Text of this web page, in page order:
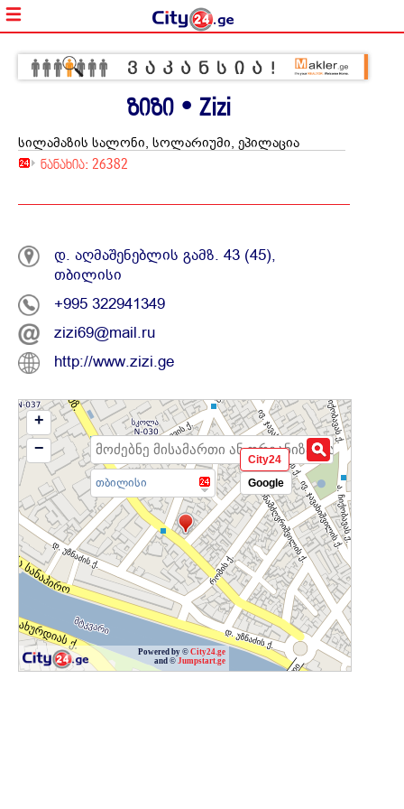
ზიზი • Zizi
სილამაზის სალონი, სოლარიუმი, ეპილაცია
ნანახია: 26382
დ. აღმაშენებლის გამზ. 43 (45),
თბილისი
+995 322941349
zizi69@mail.ru
http://www.zizi.ge
თბილისი
Powered by © City24.ge
and © Jumpstart.ge
+
−
City24
Google